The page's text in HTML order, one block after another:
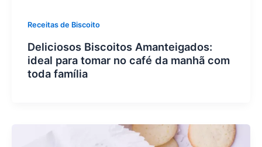
Receitas de Biscoito
Deliciosos Biscoitos Amanteigados:
ideal para tomar no café da manhã com
toda família